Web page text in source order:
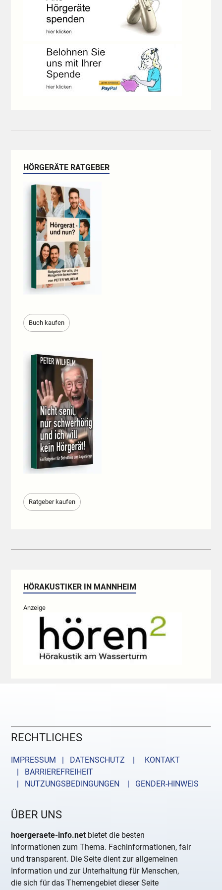
HÖRGERÄTE RATGEBER
Buch kaufen
Ratgeber kaufen
HÖRAKUSTIKER IN MANNHEIM
Anzeige
RECHTLICHES
IMPRESSUM | DATENSCHUTZ |
KONTAKT
| BARRIEREFREIHEIT
| NUTZUNGSBEDINGUNGEN
| GENDER-HINWEIS
ÜBER UNS
hoergeraete-info.net bietet die besten
Informationen zum Thema. Fachinformationen, fair
und transparent. Die Seite dient zur allgemeinen
Information und zur Unterhaltung für Menschen,
die sich für das Themengebiet dieser Seite